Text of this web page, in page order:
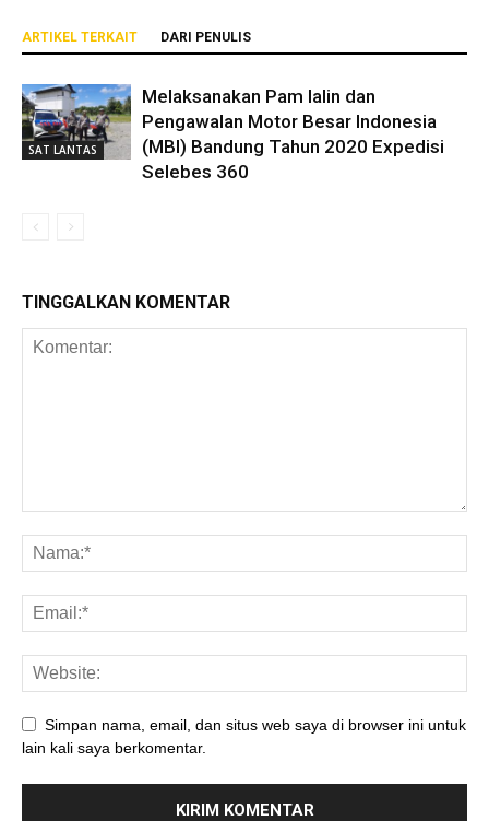
ARTIKEL TERKAIT DARI PENULIS
SAT LANTAS
Melaksanakan Pam lalin dan
Pengawalan Motor Besar Indonesia
(MBI) Bandung Tahun 2020 Expedisi
Selebes 360
TINGGALKAN KOMENTAR
Simpan nama, email, dan situs web saya di browser ini untuk
lain kali saya berkomentar.